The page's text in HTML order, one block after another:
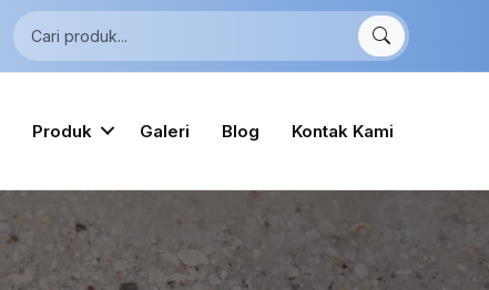
Produk Galeri Blog Kontak Kami